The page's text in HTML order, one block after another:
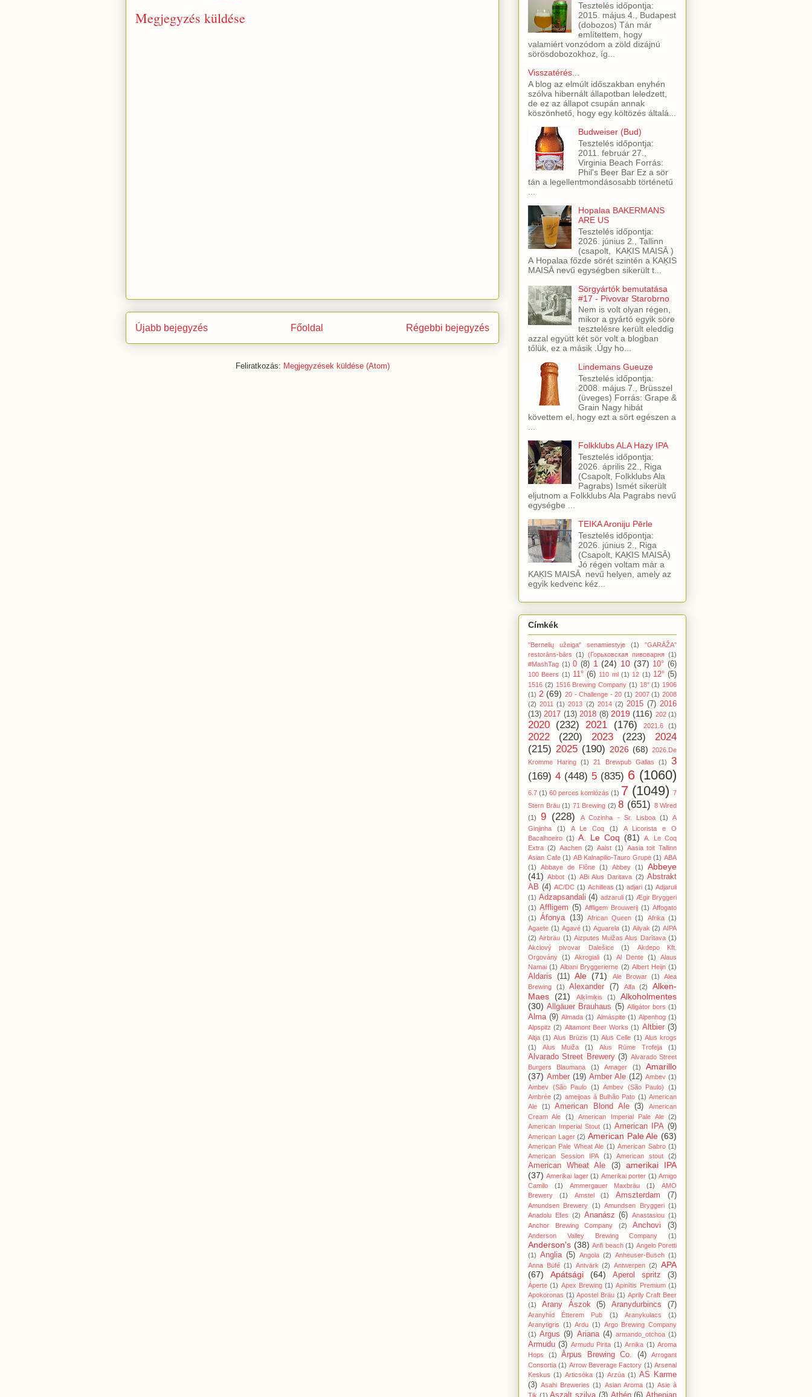
Megjegyzés küldése
Újabb bejegyzés Régebbi bejegyzés
Főoldal
Feliratkozás: Megjegyzések küldése (Atom)
Tesztelés időpontja:
2015. május 4., Budapest
(dobozos) Tán már
említettem, hogy
valamiért vonzódom a zöld dizájnú
sörösdobozokhoz, íg...
Visszatérés...
A blog az elmúlt időszakban enyhén
szólva hibernált állapotban leledzett,
de ez az állapot csupán annak
köszönhető, hogy egy költözés általá...
Budweiser (Bud)
Tesztelés időpontja:
2011. február 27.,
Virginia Beach Forrás:
Phil's Beer Bar Ez a sör
tán a legellentmondásosabb történetű
Hopalaa BAKERMANS
ARE US
Tesztelés időpontja:
2026. június 2., Tallinn
(csapolt, KAĶIS MAISĀ )
A Hopalaa főzde sörét szintén a KAĶIS
MAISĀ nevű egységben sikerült t...
Sörgyártók bemutatása
#17 - Pivovar Starobrno
Nem is volt olyan régen,
mikor a gyártó egyik söre
tesztelésre került eleddig
azzal együtt két sör volt a blogban
tőlük, ez a másik .Úgy ho...
Lindemans Gueuze
Tesztelés időpontja:
2008. május 7., Brüsszel
(üveges) Forrás: Grape &
Grain Nagy hibát
követtem el, hogy ezt a sört egészen a
Folkklubs ALA Hazy IPA
Tesztelés időpontja:
2026. április 22., Riga
(Csapolt, Folkklubs Ala
Pagrabs) Ismét sikerült
eljutnom a Folkklubs Ala Pagrabs nevű
egységbe ...
TEIKA Aroniju Pērle
Tesztelés időpontja:
2026. június 2., Riga
(Csapolt, KAĶIS MAISĀ)
Jó régen voltam már a
KAĶIS MAISĀ nevű helyen, amely az
egyik kedvenc kéz...
Címkék
"Bernelių užeiga" senamiestyje (1)
"GARĀŽA"
restorāns-bārs (1) (Горьковская пивоварня (1)
#MashTag (1) 0 (8) 1 (24) 10 (37) 10° (6)
100 Beers (1) 11° (6) 110 ml (1) 12 (1) 12° (5)
1516 (2) 1516 Brewing Company (1) 18° (1) 1906
(1) 2 (69) 20 - Challenge - 20 (1) 2007 (1) 2008
(2) 2011 (1) 2013 (2) 2014 (2) 2015 (7) 2016
(13) 2017 (13) 2018 (8) 2019 (116) 202 (1)
2020 (232) 2021 (176) 2021.6 (1)
2022 (220) 2023 (223)
2024
(215) 2025 (190) 2026 (68) 2026.De
Kromme Haring
(1) 21 Brewpub Gallas (1)
3
(169) 4 (448) 5 (835) 6 (1060)
6.7 (1) 60 perces komlózás (1) 7 (1049) 7
Stern Bräu (1) 71 Brewing (2) 8 (651) 8 Wired
(1)
9 (228) A Cozinha - Sr. Lisboa (1)
A
Ginjinha
(1) A Le Coq (1)
A Licorista e O
Bacalhoeiro (1) A. Le Coq (81)
A. Le Coq
Extra (2) Aachen (2) Aalst (1) Aasia toit Tallinn
Asian Cafe (1) AB Kalnapilio-Tauro Grupė (1) ABA
(1)
Abbaye de Flône (1) Abbey (1)
Abbeye
(41)
Abbot (1) ABi Alus Daritava (2) Abstrakt
AB (4) AC/DC (1) Achilleas (1) adjari (1) Adjaruli
(1) Adzapsandali (4) adzaruli (1) Ægir Bryggeri
(1) Affligem (5) Affligem Brouwerij (1) Affogato
(1)
Áfonya (13) African Queen (1) Afrika (1)
Agaete (1) Agavé (1) Aguarela (1) Ailyak (2) AIPA
(2) Airbräu (1) Aizputes Muižas Alus Darītava (1)
Akciový pivovar Dalešice
(1)
Akdepo Kft.
Orgovány (1) Akrogiali (1) Al Dente (1)
Alaus
Namai (1) Albani Bryggerierne (2) Albert Heijn (1)
Aldaris (11) Ale (71) Ale Browar (1)
Alea
Brewing
(1) Alexander (7) Alfa (2)
Alken-
Maes
(21) Alķīmiķis (1)
Alkoholmentes
(30) Allgäuer Brauhaus (5) Alligátor bors (1)
Alma (9) Almada (1) Almáspite (1) Alpenhog (1)
Alpspitz (2) Altamont Beer Works (1) Altbier (3)
Altja (1) Alus Brūzis (1) Alus Celle (1) Alus krogs
(1)
Alus Muiža (1) Alus Rūme Trofeja (1)
Alvarado Street Brewery (3) Alvarado Street
Burgers Blaumaņa
(1) Amager (1)
Amarillo
(37) Amber (19) Amber Ale (12) Ambev (1)
Ambev (São Paulo (1) Ambev (São Paulo)
(1)
Ambrée (2) ameijoas à Bulhão Pato (1) American
Ale
(1) American Blond Ale (3)
American
Cream Ale
(1) American Imperial Pale Ale
(2)
American Imperial Stout (1) American IPA (9)
American Lager (2) American Pale Ale (63)
American Pale Wheat Ale (1) American Sabro (1)
American Session IPA
(1) American stout (2)
American Wheat Ale (3)
amerikai IPA
(37) Amerikai lager (1) Amerikai porter (1) Amigo
Camilo
(1) Ammergauer Maxbräu (1)
AMO
Brewery
(1) Amstel (1) Amszterdam (7)
Amundsen Brewery (1) Amundsen Bryggeri (1)
Anadolu Efes (2) Ananász (6) Anastasiou (1)
Anchor Brewing Company
(2) Anchovi (3)
Anderson Valley Brewing Company (1)
Anderson's (38) Anfi beach (1) Angelo Poretti
(1) Anglia (5) Angola (2) Anheuser-Busch (1)
Anna Büfé (1) Antvärk (2) Antwerpen (2) APA
(67)
Apátsági (64) Aperol spritz (3)
Áperte (1) Apex Brewing (1) Apinītis Premium (1)
Apokoronas (1) Apostel Bräu (1) Aprily Craft Beer
(1)
Arany Ászok (5) Aranydurbincs (7)
Aranyhíd Étterem Pub (1) Aranykulacs
(1)
Aranytigris (1) Ardu (1) Argo Brewing Company
(1) Argus (9) Ariana (4) armando_otchoa (1)
Armudu (3) Armudu Pirita (1) Arnika (1) Aroma
Hops
(1) Ārpus Brewing Co. (4)
Arrogant
Consortia (1) Arrow Beverage Factory (1) Arsenal
Keskus (1) Articsóka (1) Arzúa (1) AS Karme
(3) Asahi Breweries (1) Asian Aroma (1) Asie à
Tik (1) Aszalt szilva (3) Athén (6) Athenian